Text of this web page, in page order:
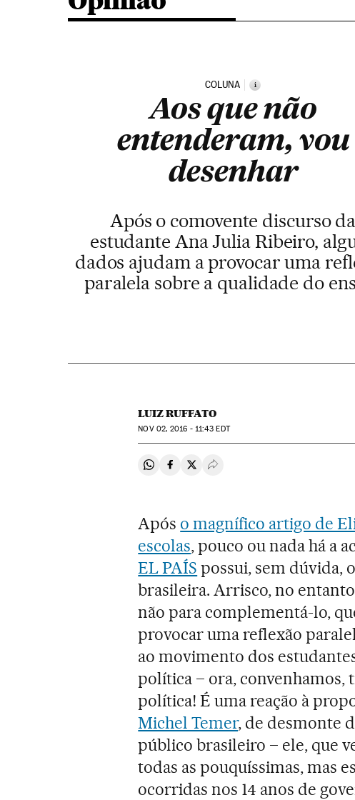
COLUNA i
Aos que não
entenderam, vou
desenhar
Após o comovente discurso da
estudante Ana Julia Ribeiro,
dados ajudam a provocar uma
paralela sobre a qualidade do
LUIZ RUFFATO
NOV02, 2016 - 11:43 EDT
Compartir en Whatsapp
Compartir en Facebook
Compartir en Twitter
Desplegar Redes Sociales
Após o magnífico artigo de
escolas, pouco ou nada há a
EL PAÍS possui, sem dúvida,
brasileira. Arrisco, no
não para complementá-lo,
provocar uma reflexão
ao movimento dos
política – ora, convenhamos,
política! É uma reação à
Michel Temer, de desmonte
público brasileiro – ele, que
todas as pouquíssimas, mas
ocorridas nos 14 anos de